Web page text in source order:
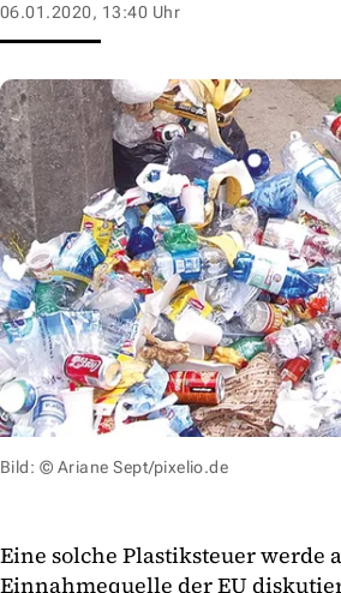
06.01.2020, 13:40 Uhr
Bild: © Ariane Sept/pixelio.de
Eine solche Plastiksteuer werde
Einnahmequelle der EU